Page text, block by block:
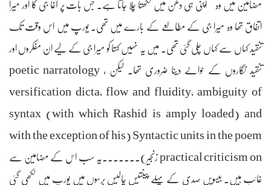
مضامین میں وہ اپنی ہی دھن میں لکھتا چلا جاتا ہے۔ جس بات پر آغا جی کا اور میرا
اتفاق تھا وہ میرا جی کے مطالعے کے بارے میں تھی۔ یورپ میں اس وقت تک
تنقید کہاں سے کہاں چلی گئی تھی۔ میں یہ نہیں کہتا کو میرا جی کے لیے ان مفکروں اور
تنقید نگاروں کے حوالے دینا ضروری تھا۔ لیکن poetic narratology ,
versification dicta, flow and fluidity, ambiguity of
syntax (with which Rashid is amply loaded) and
Syntactic units in the poem (with the exception of his
practical criticism on زنجیر)۔۔۔۔۔۔۔یہ سب اس کے مضامین سے
غائب ہیں۔ بیسویں صدی کے پہلے پینتیس چالیس برسوں میں یورپ میں لکھی گئی